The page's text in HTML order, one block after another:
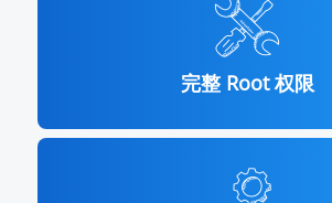
完整 Root 权限